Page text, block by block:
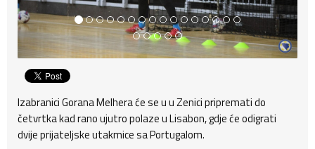
Izabranici Gorana Melhera će se u u Zenici pripremati do
četvrtka kad rano ujutro polaze u Lisabon, gdje će odigrati
dvije prijateljske utakmice sa Portugalom.